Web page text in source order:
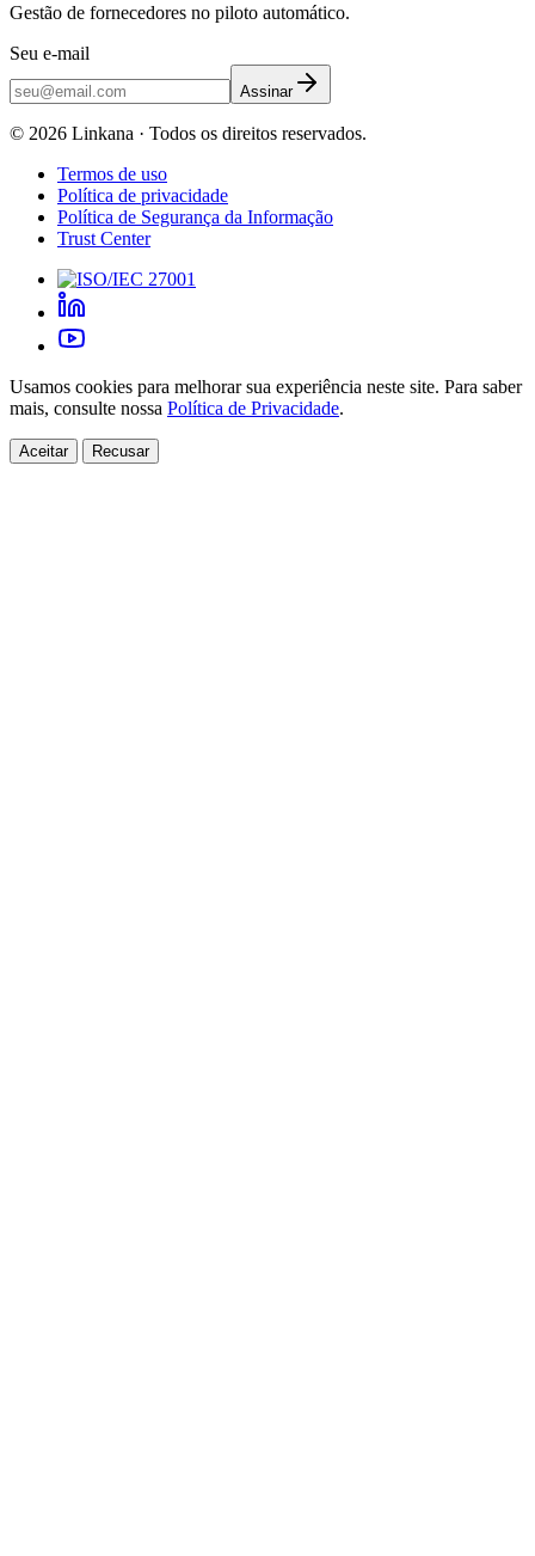
Gestão de fornecedores no piloto automático.
Seu e-mail
Assinar
© 2026 Linkana · Todos os direitos reservados.
Termos de uso
Política de privacidade
Política de Segurança da Informação
Trust Center
Usamos cookies para melhorar sua experiência neste site. Para saber
mais, consulte nossa Política de Privacidade.
Aceitar Recusar